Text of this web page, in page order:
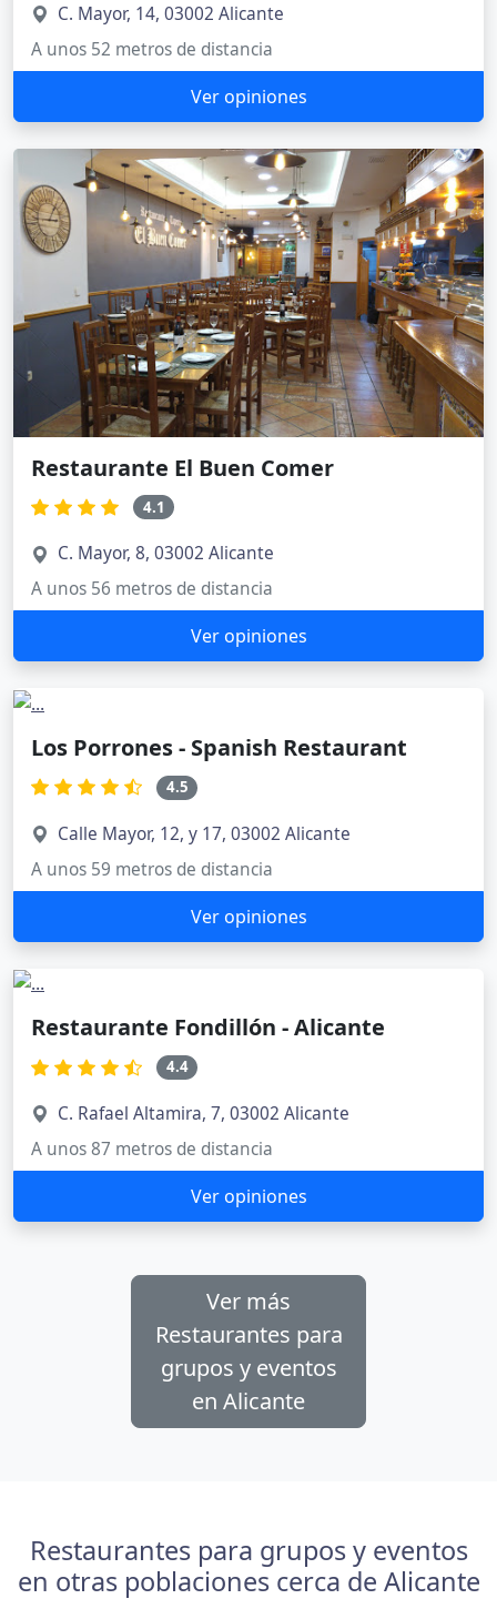
C. Mayor, 14, 03002 Alicante
A unos 52 metros de distancia
Ver opiniones
Restaurante El Buen Comer
4.1
C. Mayor, 8, 03002 Alicante
A unos 56 metros de distancia
Ver opiniones
Los Porrones - Spanish Restaurant
4.5
Calle Mayor, 12, y 17, 03002 Alicante
A unos 59 metros de distancia
Ver opiniones
Restaurante Fondillón - Alicante
4.4
C. Rafael Altamira, 7, 03002 Alicante
A unos 87 metros de distancia
Ver opiniones
Ver más
Restaurantes para
grupos y eventos
en Alicante
Restaurantes para grupos y eventos
en otras poblaciones cerca de Alicante